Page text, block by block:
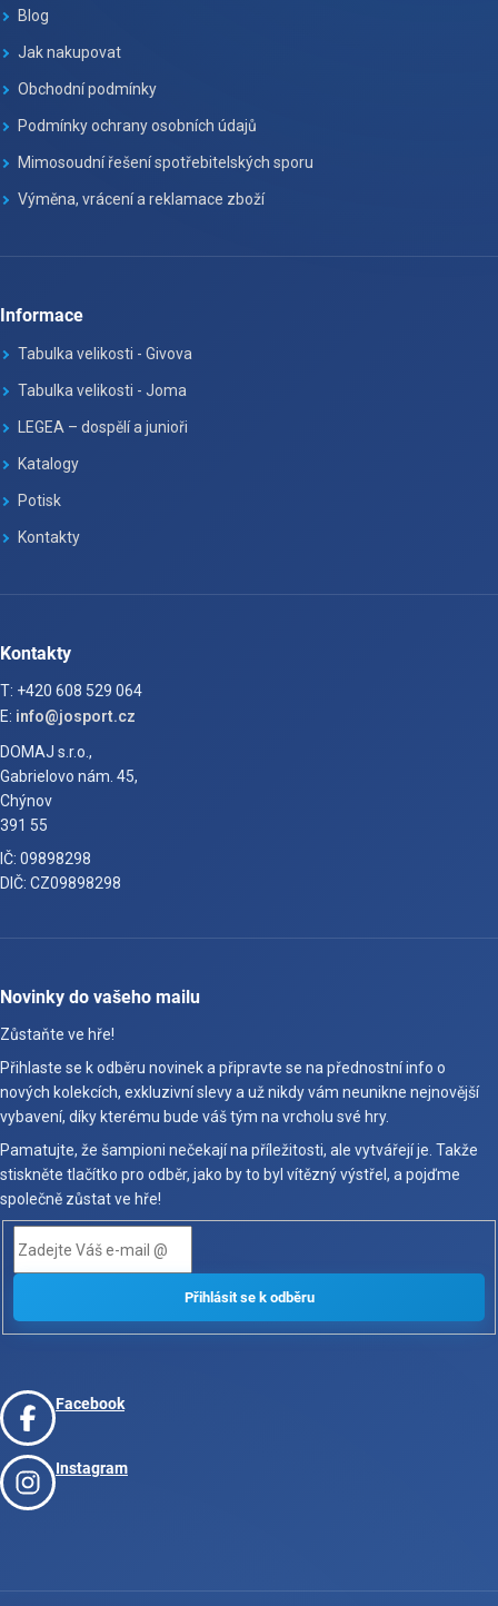
Blog
Jak nakupovat
Obchodní podmínky
Podmínky ochrany osobních údajů
Mimosoudní řešení spotřebitelských sporu
Výměna, vrácení a reklamace zboží
Informace
Tabulka velikosti - Givova
Tabulka velikosti - Joma
LEGEA – dospělí a junioři
Katalogy
Potisk
Kontakty
Kontakty
T: +420 608 529 064
E: info@josport.cz
DOMAJ s.r.o.,
Gabrielovo nám. 45,
Chýnov
391 55
IČ: 09898298
DIČ: CZ09898298
Novinky do vašeho mailu
Zůstaňte ve hře!
Přihlaste se k odběru novinek a připravte se na přednostní info o
nových kolekcích, exkluzivní slevy a už nikdy vám neunikne nejnovější
vybavení, díky kterému bude váš tým na vrcholu své hry.
Pamatujte, že šampioni nečekají na příležitosti, ale vytvářejí je. Takže
stiskněte tlačítko pro odběr, jako by to byl vítězný výstřel, a pojďme
společně zůstat ve hře!
Facebook
Instagram